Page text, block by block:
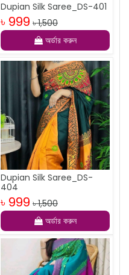
Dupian Silk Saree_DS-401
৳ 999 ৳ 1,500
অর্ডার করুন
Dupian Silk Saree_DS-
404
৳ 999 ৳ 1,500
অর্ডার করুন